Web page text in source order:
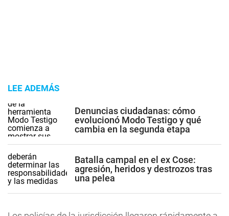
LEE ADEMÁS
Denuncias ciudadanas: cómo
evolucionó Modo Testigo y qué
cambia en la segunda etapa
Batalla campal en el ex Cose:
agresión, heridos y destrozos tras
una pelea